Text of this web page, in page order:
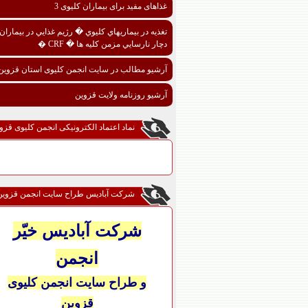
غذاهای مفید برای بیماران کلیوی 3
تغذيه در بيماريهاي کليوي � رژيم غذايي در بيماران
دچار نارسايي مزمن کليه ها � CRF �
آرشیو مطالب در سایت انجمن کلیوی استان
آرشیو روزنامه ولایت قزوین
نماد اعتماد الکترونیکی انجمن کلیوی
شرکت آبادیس طراح سایت انجمن
شرکت آبادیس خیّر
انجمن
و طراح سایت انجمن کلیوی
قزوین